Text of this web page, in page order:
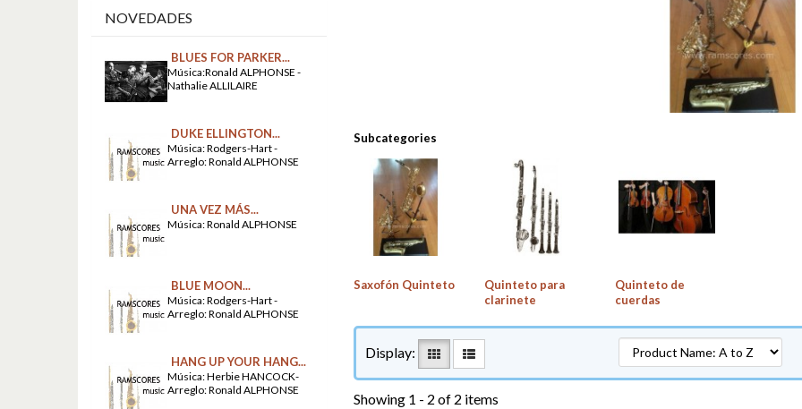
Subcategories
Saxofón Quinteto
Quinteto para
clarinete
Quinteto de
cuerdas
Display:
Showing 1 - 2 of 2 items
NOVEDADES
BLUES FOR PARKER...
Música:Ronald ALPHONSE -
Nathalie ALLILAIRE
DUKE ELLINGTON...
Música: Rodgers-Hart -
Arreglo: Ronald ALPHONSE
UNA VEZ MÁS...
Música: Ronald ALPHONSE
BLUE MOON...
Música: Rodgers-Hart -
Arreglo: Ronald ALPHONSE
HANG UP YOUR HANG...
Música: Herbie HANCOCK-
Arreglo: Ronald ALPHONSE